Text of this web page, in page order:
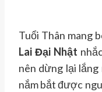
Tuổi Thân mang
Lai Đại Nhật
nên dừng lại lắng
nắm bắt được